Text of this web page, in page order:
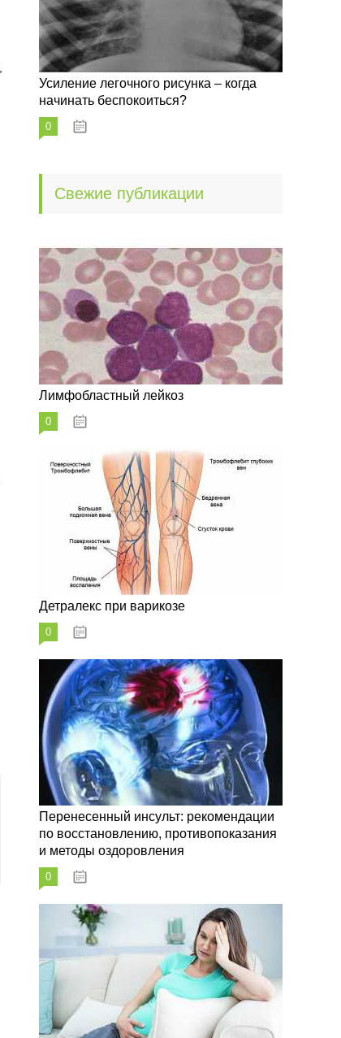
Усиление легочного рисунка – когда
начинать беспокоиться?
0
Свежие публикации
Лимфобластный лейкоз
0
Детралекс при варикозе
0
Перенесенный инсульт: рекомендации
по восстановлению, противопоказания
и методы оздоровления
0